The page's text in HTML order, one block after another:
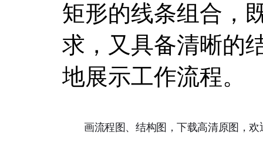
矩形的线条组合，
求，又具备清晰的
地展示工作流程。